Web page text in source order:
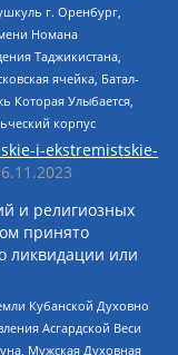
г. Оренбург,
Номана
Таджикистана,
ячейка, Батал-
Которая Улыбается,
корпус
i-ekstremistskie-
и религиозных
принято
ликвидации или
Кубанской Духовно
Асгардской Веси
Мужская Духовная